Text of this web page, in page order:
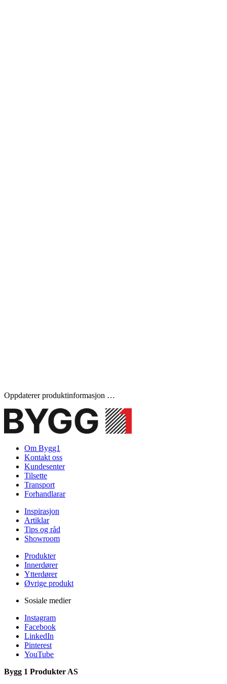
Oppdaterer produktinformasjon …
Om Bygg1
Kontakt oss
Kundesenter
Tilsette
Transport
Forhandlarar
Inspirasjon
Artiklar
Tips og råd
Showroom
Produkter
Innerdører
Ytterdører
Øvrige produkt
Sosiale medier
Instagram
Facebook
LinkedIn
Pinterest
YouTube
Bygg 1 Produkter AS